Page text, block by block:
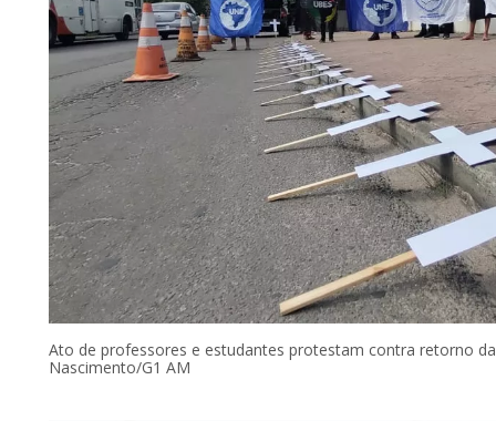
Ato de professores e estudantes protestam contra retorno
Nascimento/G1 AM